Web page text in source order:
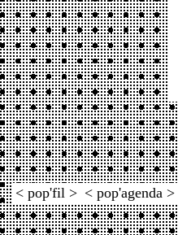
< pop'fil > < pop'agenda >